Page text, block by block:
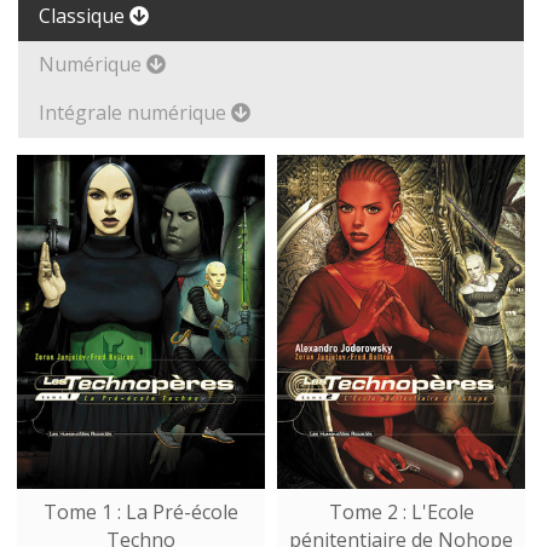
Classique
Numérique
Intégrale numérique
Tome 1 : La Pré-école
Techno
Tome 2 : L'Ecole
pénitentiaire de Nohope